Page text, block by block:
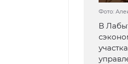
Фото:
В